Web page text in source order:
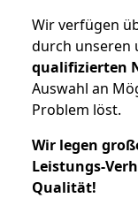
Wir verfügen
durch unseren
qualifizierten
Auswahl an
Problem löst.
Wir legen
Leistungs-
Qualität!